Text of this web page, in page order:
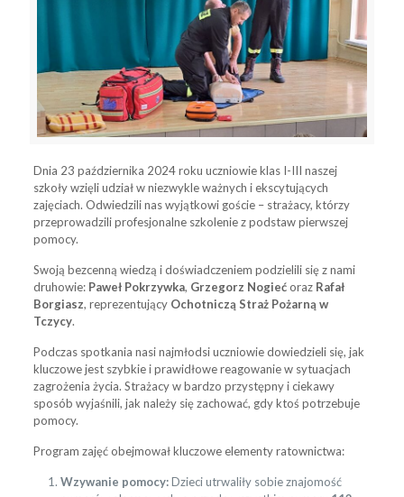
Dnia 23 października 2024 roku uczniowie klas I-III naszej
szkoły wzięli udział w niezwykle ważnych i ekscytujących
zajęciach. Odwiedzili nas wyjątkowi goście – strażacy, którzy
przeprowadzili profesjonalne szkolenie z podstaw pierwszej
pomocy.
Swoją bezcenną wiedzą i doświadczeniem podzielili się z nami
druhowie: Paweł Pokrzywka, Grzegorz Nogiećoraz Rafał
Borgiasz, reprezentujący Ochotniczą Straż Pożarną w
Tczycy.
Podczas spotkania nasi najmłodsi uczniowie dowiedzieli się, jak
kluczowe jest szybkie i prawidłowe reagowanie w sytuacjach
zagrożenia życia. Strażacy w bardzo przystępny i ciekawy
sposób wyjaśnili, jak należy się zachować, gdy ktoś potrzebuje
pomocy.
Program zajęć obejmował kluczowe elementy ratownictwa:
Wzywanie pomocy:Dzieci utrwaliły sobie znajomość